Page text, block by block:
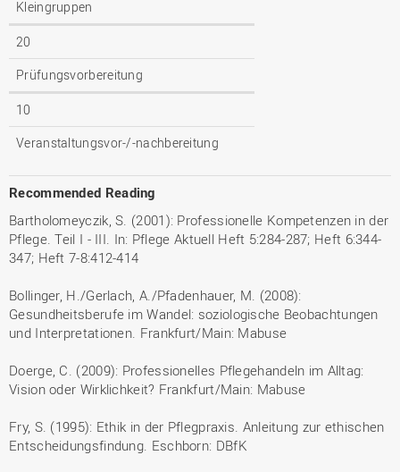
Kleingruppen
20
Prüfungsvorbereitung
10
Veranstaltungsvor-/-nachbereitung
Recommended Reading
Bartholomeyczik, S. (2001): Professionelle Kompetenzen in der
Pflege. Teil I - III. In: Pflege Aktuell Heft 5:284-287; Heft 6:344-
347; Heft 7-8:412-414
Bollinger, H./Gerlach, A./Pfadenhauer, M. (2008):
Gesundheitsberufe im Wandel: soziologische Beobachtungen
und Interpretationen. Frankfurt/Main: Mabuse
Doerge, C. (2009): Professionelles Pflegehandeln im Alltag:
Vision oder Wirklichkeit? Frankfurt/Main: Mabuse
Fry, S. (1995): Ethik in der Pflegpraxis. Anleitung zur ethischen
Entscheidungsfindung. Eschborn: DBfK